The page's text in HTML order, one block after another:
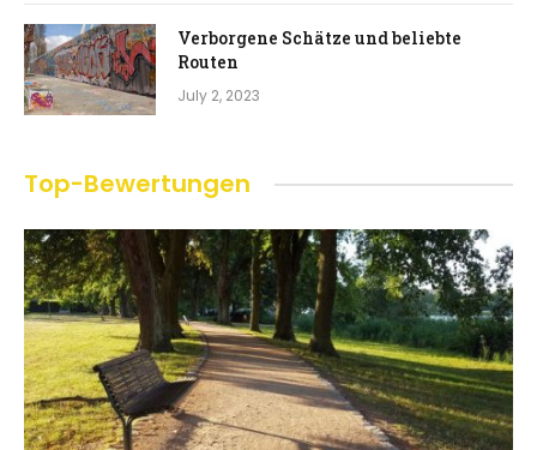
Verborgene Schätze und beliebte
Routen
July 2, 2023
Top-Bewertungen